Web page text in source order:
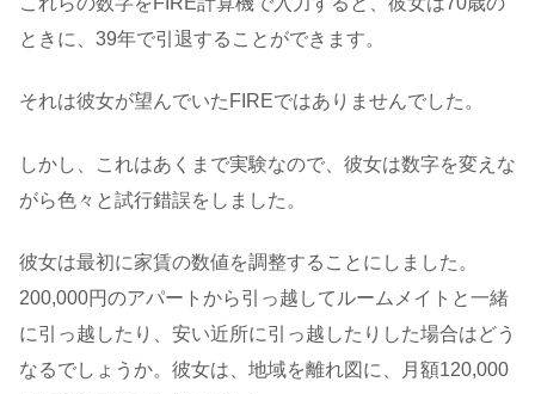
ときに、39年で引退することができます。
それは彼女が望んでいたFIREではありませんでした。
しかし、これはあくまで実験なので、彼女は数字を変えな
がら色々と試行錯誤をしました。
彼女は最初に家賃の数値を調整することにしました。
200,000円のアパートから引っ越してルームメイトと一緒
に引っ越したり、安い近所に引っ越したりした場合はどう
なるでしょうか。彼女は、地域を離れ図に、月額120,000